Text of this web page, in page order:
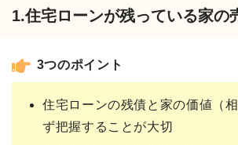
1.住宅ローンが残っている家の
3つのポイント
住宅ローンの残債と家の価値（
ず把握することが大切